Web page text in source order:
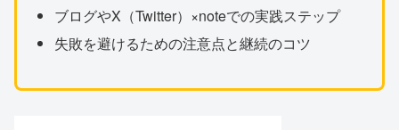
ブログやX（Twitter）×noteでの実践ステップ
失敗を避けるための注意点と継続のコツ